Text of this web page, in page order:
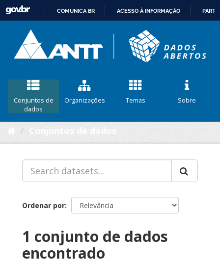
CONTEÚDO
COMUNICA BR ACESSO À INFORMAÇÃO
Conjuntos de
dados
Organizações Temas Sobre
Ordenar por
1 conjunto de dados
encontrado